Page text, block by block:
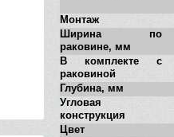
Монтаж
Ширина по
раковине, мм
В комплекте с
раковиной
Глубина, мм
Угловая
конструкция
Цвет